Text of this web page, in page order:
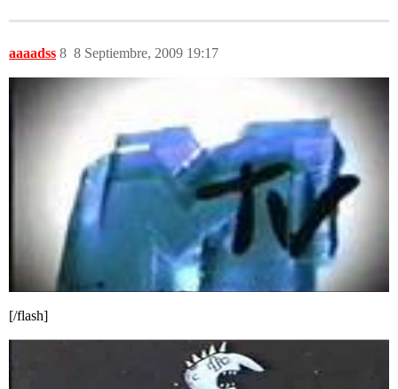
aaaadss 8 Septiembre, 2009 19:17
8
[/flash]